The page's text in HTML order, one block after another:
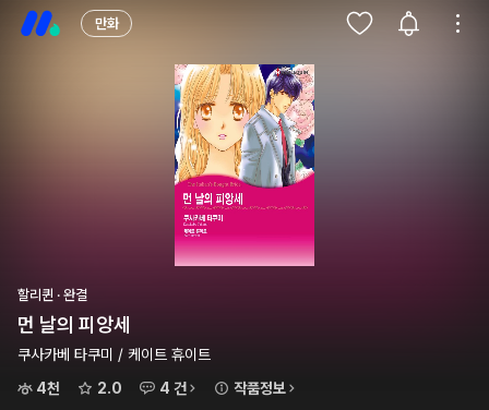
만화
할리퀸 · 완결
먼 날의 피앙세
쿠사카베 타쿠미 / 케이트 휴이트
4천
2.0 4 건 작품정보